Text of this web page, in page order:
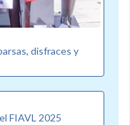
disfraces y
FIAVL 2025